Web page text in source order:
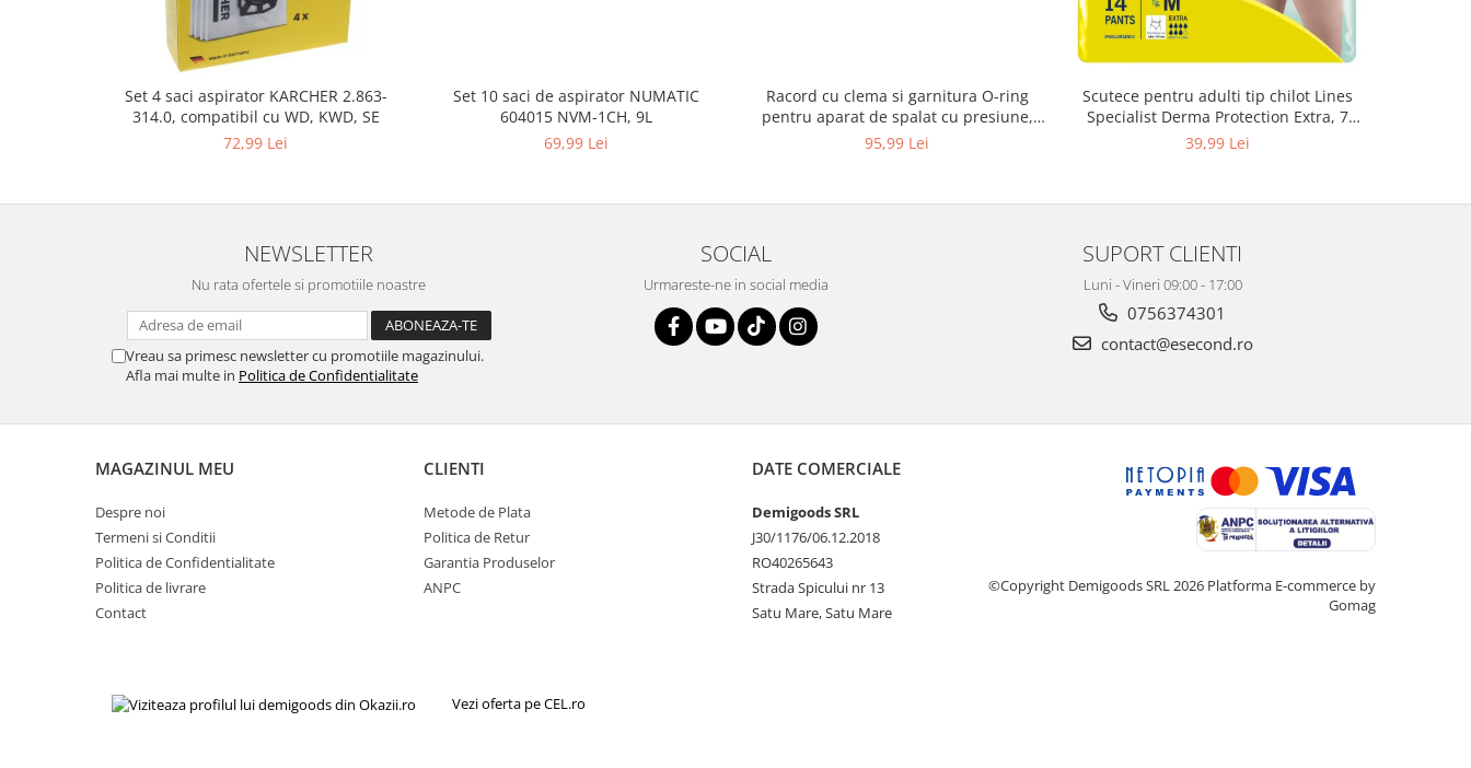
Imbracaminte si Incaltaminte copii
Incaltaminte femei
Ingrijire personala & Cosmetice
Accesorii aparate de ras electrice
Accesorii aparate hair styling
Aparate & Accesorii ingrijire
Aparate cosmetice
Consumabile sanitare
Cosmetice si produse ingrijire
Igiena dentara
Jucarii, Copii & Bebe
Camera copilului
Jucarii si Jocuri
Set 4 saci aspirator KARCHER 2.863-
314.0, compatibil cu WD, KWD, SE
72,99 Lei
Set 10 saci de aspirator NUMATIC
604015 NVM-1CH, 9L
69,99 Lei
Racord cu clema si garnitura O-ring
pentru aparat de spalat cu presiune,
KARCHER 4.064-047.0, K2, K3, K4
95,99 Lei
Scutece pentru adulti tip chilot Lines
Specialist Derma Protection Extra, 7
picaturi, marimea M, 14 bucati
39,99 Lei
NEWSLETTER
Nu rata ofertele si promotiile noastre
Vreau sa primesc newsletter cu promotiile magazinului.
Afla mai multe in Politica de Confidentialitate
SOCIAL
Urmareste-ne in social media
SUPORT CLIENTI
Luni - Vineri 09:00 - 17:00
0756374301
contact@esecond.ro
MAGAZINUL MEU
Despre noi
Termeni si Conditii
Politica de Confidentialitate
Politica de livrare
Contact
CLIENTI
Metode de Plata
Politica de Retur
Garantia Produselor
ANPC
DATE COMERCIALE
Demigoods SRL
J30/1176/06.12.2018
RO40265643
Strada Spicului nr 13
Satu Mare, Satu Mare
©Copyright Demigoods SRL 2026 Platforma E-commerce by
Gomag
Vezi oferta pe CEL.ro